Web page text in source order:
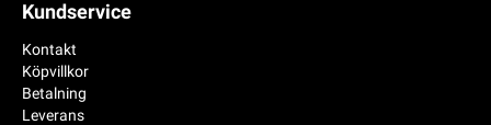
Kundservice
Kontakt
Köpvillkor
Betalning
Leverans